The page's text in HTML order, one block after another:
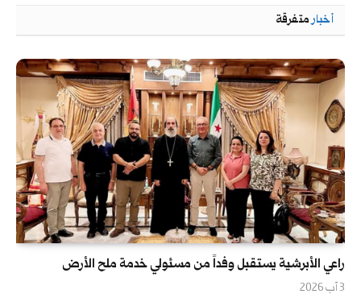
أخبارمتفرقة
راعي الأبرشية يستقبل وفداً من مسئولي خدمة ملح الأرض
3 آب 2026